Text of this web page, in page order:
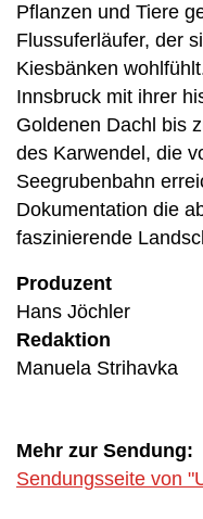
Pflanzen und Tiere
Flussuferläufer, der
Kiesbänken
Innsbruck mit ihrer
Goldenen Dachl bis
des Karwendel, die
Seegrubenbahn
Dokumentation die
faszinierende
Produzent
Hans Jöchler
Redaktion
Manuela Strihavka
Mehr zur Sendung:
Sendungsseite von